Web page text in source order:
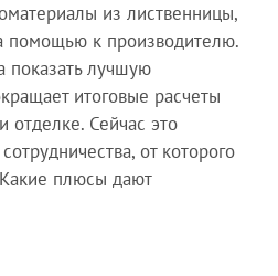
из лиственницы,
помощью к производителю.
показать лучшую
итоговые расчеты
отделке. Сейчас это
от которого
Какие плюсы дают